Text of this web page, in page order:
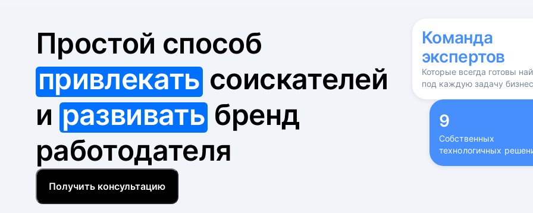
Простой способ
привлекатьсоискателей
и развивать бренд
работодателя
Получить консультацию
Команда
экспертов
Которые всегда готовы
под каждую задачу
9
Собственных
технологичных